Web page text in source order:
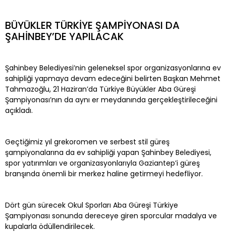
BÜYÜKLER TÜRKİYE ŞAMPİYONASI DA
ŞAHİNBEY’DE YAPILACAK
Şahinbey Belediyesi’nin geleneksel spor organizasyonlarına ev
sahipliği yapmaya devam edeceğini belirten Başkan Mehmet
Tahmazoğlu, 21 Haziran’da Türkiye Büyükler Aba Güreşi
Şampiyonası’nın da aynı er meydanında gerçekleştirileceğini
açıkladı.
Geçtiğimiz yıl grekoromen ve serbest stil güreş
şampiyonalarına da ev sahipliği yapan Şahinbey Belediyesi,
spor yatırımları ve organizasyonlarıyla Gaziantep’i güreş
branşında önemli bir merkez haline getirmeyi hedefliyor.
Dört gün sürecek Okul Sporları Aba Güreşi Türkiye
Şampiyonası sonunda dereceye giren sporcular madalya ve
kupalarla ödüllendirilecek.